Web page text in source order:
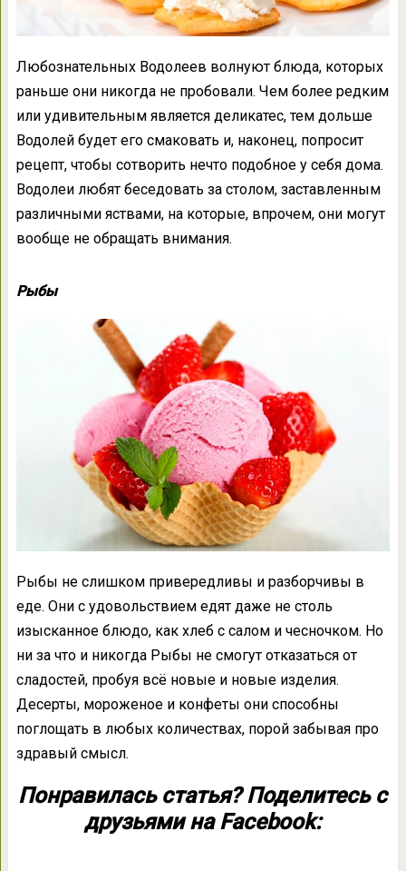
Любознательных Водолеев волнуют блюда, которых
раньше они никогда не пробовали. Чем более редким
или удивительным является деликатес, тем дольше
Водолей будет его смаковать и, наконец, попросит
рецепт, чтобы сотворить нечто подобное у себя дома.
Водолеи любят беседовать за столом, заставленным
различными яствами, на которые, впрочем, они могут
вообще не обращать внимания.
Рыбы
Рыбы не слишком привередливы и разборчивы в
еде. Они с удовольствием едят даже не столь
изысканное блюдо, как хлеб с салом и чесночком. Но
ни за что и никогда Рыбы не смогут отказаться от
сладостей, пробуя всё новые и новые изделия.
Десерты, мороженое и конфеты они способны
поглощать в любых количествах, порой забывая про
здравый смысл.
Понравилась статья? Поделитесь с
друзьями на Facebook: